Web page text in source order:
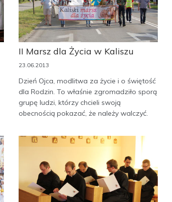
II Marsz dla Życia w Kaliszu
23.06.2013
Dzień Ojca, modlitwa za życie i o świętość
dla Rodzin. To właśnie zgromadziło sporą
grupę ludzi, którzy chcieli swoją
obecnością pokazać, że należy walczyć.